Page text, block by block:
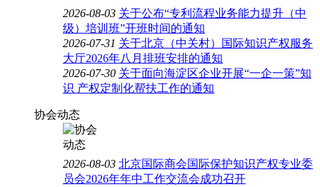
2026-08-03 关于公布“专利流程业务能力提升（中
级）培训班”开班时间的通知
2026-07-31 关于北京（中关村）国际知识产权服务
大厅2026年八月排班安排的通知
2026-07-30 关于面向海淀区企业开展“一企一策”知
识 产权定制化帮扶工作的通知
协会动态
2026-08-03 北京国际商会国际保护知识产权专业委
员会2026年年中工作交流会成功召开